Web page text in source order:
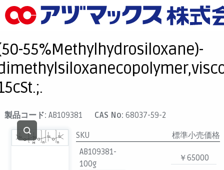
メニュー
お気に入り
カート
マイアカウント
主要取扱ブランド
代理店一覧
支払い
55%Methylhydrosiloxane)-
製品コード: AB109381 CAS No: 68037-59-2
SKU
標準小売価格
AB109381-
100g
￥65000